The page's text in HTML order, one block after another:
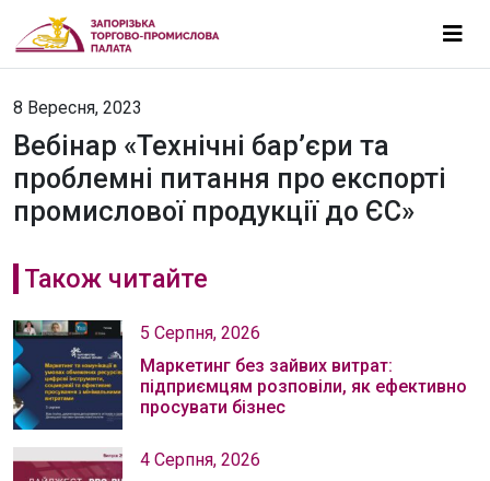
8 Вересня, 2023
Вебінар «Технічні бар’єри та
проблемні питання про експорті
промислової продукції до ЄС»
Також читайте
5 Серпня, 2026
Маркетинг без зайвих витрат:
підприємцям розповіли, як ефективно
просувати бізнес
4 Серпня, 2026